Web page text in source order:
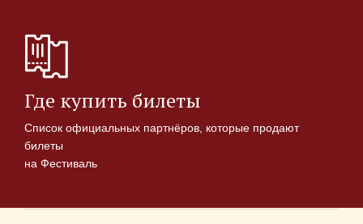
Где купить билеты
Список официальных партнёров, которые продают
билеты
на Фестиваль